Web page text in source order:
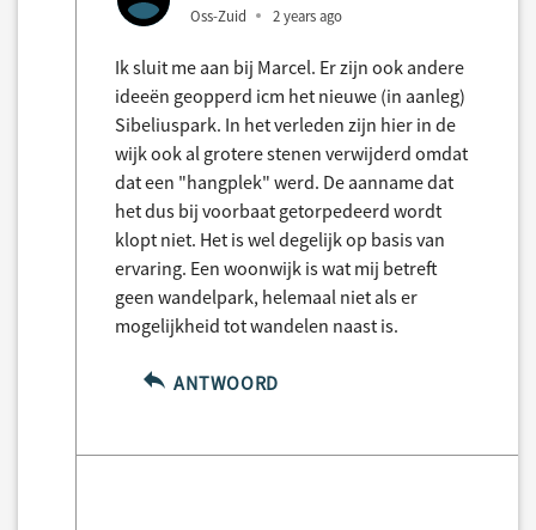
Oss-Zuid 2 years ago
Ik sluit me aan bij Marcel. Er zijn ook andere
ideeën geopperd icm het nieuwe (in aanleg)
Sibeliuspark. In het verleden zijn hier in de
wijk ook al grotere stenen verwijderd omdat
dat een "hangplek" werd. De aanname dat
het dus bij voorbaat getorpedeerd wordt
klopt niet. Het is wel degelijk op basis van
ervaring. Een woonwijk is wat mij betreft
geen wandelpark, helemaal niet als er
mogelijkheid tot wandelen naast is.
ANTWOORD